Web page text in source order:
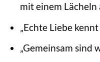
mit einem Lächeln
„Echte Liebe
„Gemeinsam sind